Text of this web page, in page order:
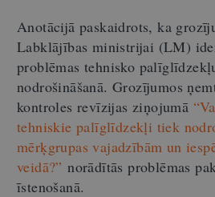
Anotācijā paskaidrots, ka
Labklājības ministrijai (LM)
problēmas tehnisko
nodrošināšanā. Grozījumos
kontroles revīzijas ziņojumā
tehniskie palīglīdzekļi tiek
mērķgrupas vajadzībām un
veidā?” norādītās problēmas
īstenošanā.